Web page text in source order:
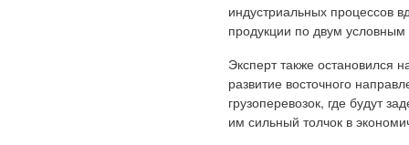
индустриальных процессов
продукции по двум условным
Эксперт также остановился
развитие восточного
грузоперевозок, где будут
им сильный толчок в